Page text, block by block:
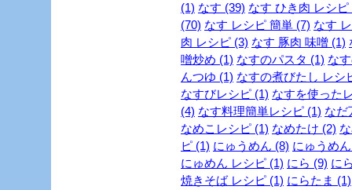
(1) なす (39) なす ひき肉 レシピ
(70) なす レシピ 簡単 (7) なす
肉 レシピ (3) なす 豚肉 味噌 (1)
噌炒め (1) なすのパスタ (1) な
んつゆ (1) なすの煮びたし レシ
なすびレシピ (1) なすを使った
(4) なす料理簡単レシピ (1) なだ
なめこレシピ (1) なめたけ (2)
ピ (1) にゅうめん (8) にゅうめ
にゅめん レシピ (1) にら (9) に
焼きそば レシピ (1) にらたま (1)